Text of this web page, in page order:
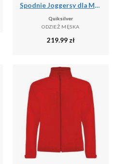
Spodnie Joggersy dla Mężczyzn SALT WATER
Quiksilver
ODZIEŻ MĘSKA
219.99 zł